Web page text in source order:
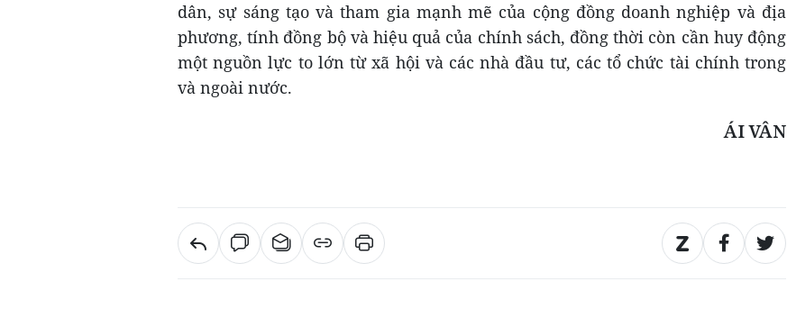
dân, sự sáng tạo và tham gia mạnh mẽ của cộng đồng doanh nghiệp và địa
phương, tính đồng bộ và hiệu quả của chính sách, đồng thời còn cần huy động
một nguồn lực to lớn từ xã hội và các nhà đầu tư, các tổ chức tài chính trong
và ngoài nước.
ÁI VÂN